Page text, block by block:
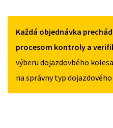
2015
125/70R17
5X115
Každá objednávka
procesom kontroly a
výberu dojazdovbého
na správny typ